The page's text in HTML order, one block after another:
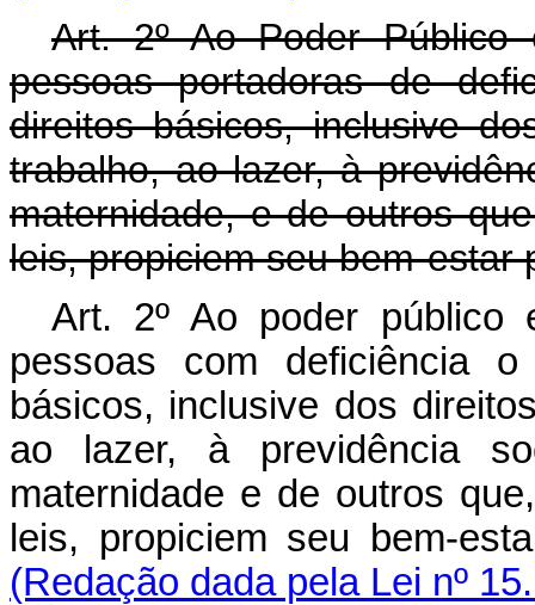
Art. 2º Ao Poder
pessoas portadoras de
direitos básicos, inclusive
trabalho, ao lazer, à
maternidade, e de outros
leis, propiciem seu bem-estar
Art. 2º Ao poder público
pessoas com deficiência
básicos, inclusive dos
ao lazer, à previdência
maternidade e de outros
leis, propiciem seu bem-
(Redação dada pela Lei nº